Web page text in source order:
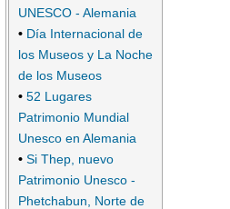
UNESCO - Alemania
• Día Internacional de
los Museos y La Noche
de los Museos
• 52 Lugares
Patrimonio Mundial
Unesco en Alemania
• Si Thep, nuevo
Patrimonio Unesco -
Phetchabun, Norte de